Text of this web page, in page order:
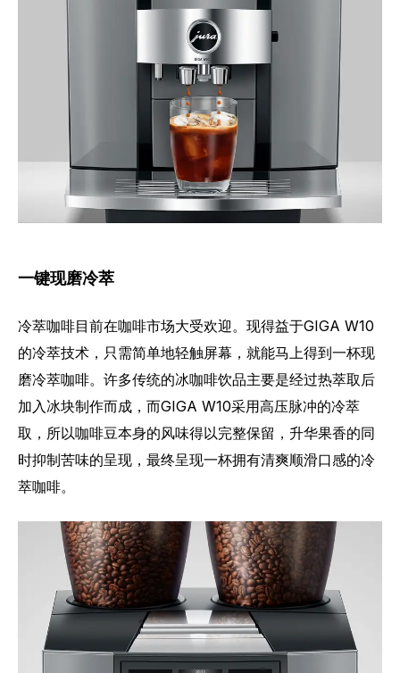
一键现磨冷萃
冷萃咖啡目前在咖啡市场大受欢迎。现得益于GIGA W10
的冷萃技术，只需简单地轻触屏幕，就能马上得到一杯现
磨冷萃咖啡。许多传统的冰咖啡饮品主要是经过热萃取后
加入冰块制作而成，而GIGA W10采用高压脉冲的冷萃
取，所以咖啡豆本身的风味得以完整保留，升华果香的同
时抑制苦味的呈现，最终呈现一杯拥有清爽顺滑口感的冷
萃咖啡。